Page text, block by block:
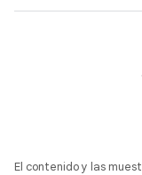
El contenido y las